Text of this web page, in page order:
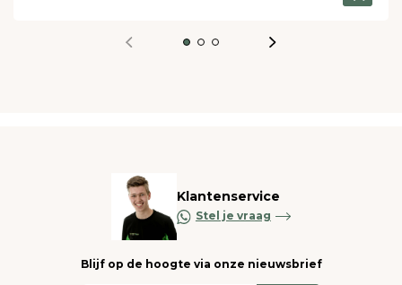
Klantenservice
Stel je vraag
Blijf op de hoogte via onze nieuwsbrief